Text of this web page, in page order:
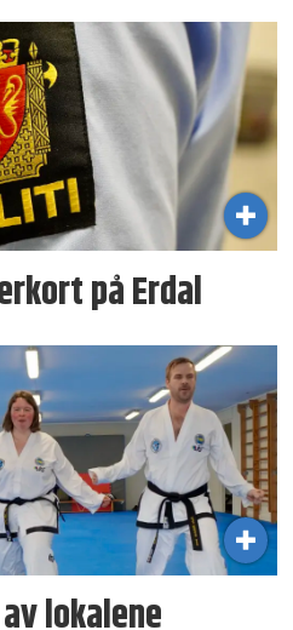
på Erdal
lokalene